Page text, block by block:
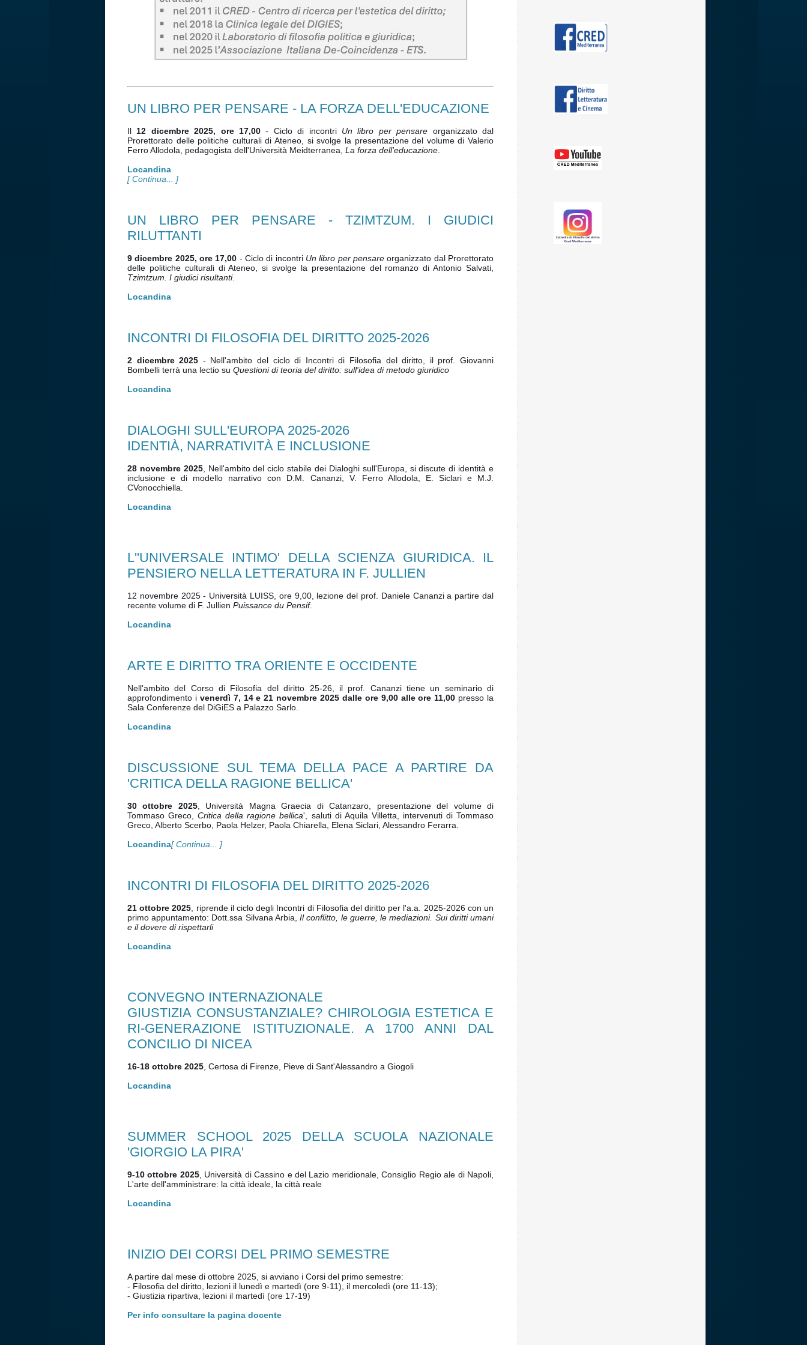
UN LIBRO PER PENSARE - LA FORZA DELL'EDUCAZIONE
Il 12 dicembre 2025, ore 17,00 - Ciclo di incontri Un libro per pensare organizzato dal
Prorettorato delle politiche culturali di Ateneo, si svolge la presentazione del volume di Valerio
Ferro Allodola, pedagogista dell'Università Meidterranea, La forza dell'educazione
Locandina
[ Continua... ]
UN LIBRO PER PENSARE - TZIMTZUM. I GIUDICI
RILUTTANTI
9 dicembre 2025, ore 17,00 - Ciclo di incontri Un libro per pensare organizzato dal Prorettorato
delle politiche culturali di Ateneo, si svolge la presentazione del romanzo di Antonio Salvati,
Tzimtzum. I giudici risultanti.
Locandina
INCONTRI DI FILOSOFIA DEL DIRITTO 2025-2026
2 dicembre 2025 - Nell'ambito del ciclo di Incontri di Filosofia del diritto, il prof. Giovanni
Bombelli terrà una lectio su Questioni di teoria del diritto: sull'idea di metodo giuridico
Locandina
DIALOGHI SULL'EUROPA 2025-2026
IDENTIÀ, NARRATIVITÀ E INCLUSIONE
28 novembre 2025, Nell'ambito del ciclo stabile dei Dialoghi sull'Europa, si discute di identità e
inclusione e di modello narrativo con D.M. Cananzi, V. Ferro Allodola, E. Siclari e M.J.
CVonocchiella.
Locandina
L''UNIVERSALE INTIMO' DELLA SCIENZA GIURIDICA. IL
PENSIERO NELLA LETTERATURA IN F. JULLIEN
12 novembre 2025 - Università LUISS, ore 9,00, lezione del prof. Daniele Cananzi a partire dal
recente volume di F. Jullien Puissance du Pensif.
Locandina
ARTE E DIRITTO TRA ORIENTE E OCCIDENTE
Nell'ambito del Corso di Filosofia del diritto 25-26, il prof. Cananzi tiene un seminario di
approfondimento i venerdì 7, 14 e 21 novembre 2025 dalle ore 9,00 alle ore 11,00 presso la
Sala Conferenze del DiGiES a Palazzo Sarlo.
Locandina
DISCUSSIONE SUL TEMA DELLA PACE A PARTIRE DA
'CRITICA DELLA RAGIONE BELLICA'
30 ottobre 2025, Università Magna Graecia di Catanzaro, presentazione del volume di
Tommaso Greco,Critica della ragione bellica', saluti di Aquila Villetta, intervenuti di Tommaso
Greco, Alberto Scerbo, Paola Helzer, Paola Chiarella, Elena Siclari, Alessandro Ferarra.
Locandina[ Continua... ]
INCONTRI DI FILOSOFIA DEL DIRITTO 2025-2026
21 ottobre 2025 , riprende il ciclo degli Incontri di Filosofia del diritto per l'a.a. 2025-2026 con un
primo appuntamento: Dott.ssa Silvana Arbia,Il conflitto, le guerre, le mediazioni. Sui diritti umani
e il dovere di rispettarli
Locandina
CONVEGNO INTERNAZIONALE
GIUSTIZIA CONSUSTANZIALE? CHIROLOGIA ESTETICA E
RI-GENERAZIONE ISTITUZIONALE. A 1700 ANNI DAL
CONCILIO DI NICEA
16-18 ottobre 2025 , Certosa di Firenze, Pieve di Sant'Alessandro a Giogoli
Locandina
SUMMER SCHOOL 2025 DELLA SCUOLA NAZIONALE
'GIORGIO LA PIRA'
9-10 ottobre 2025, Università di Cassino e del Lazio meridionale, Consiglio Regio ale di Napoli,
L'arte dell'amministrare: la città ideale, la città reale
Locandina
INIZIO DEI CORSI DEL PRIMO SEMESTRE
A partire dal mese di ottobre 2025, si avviano i Corsi del primo semestre:
- Filosofia del diritto, lezioni il lunedì e martedì (ore 9-11), il mercoledì (ore 11-13);
- Giustizia ripartiva, lezioni il martedì (ore 17-19)
Per info consultare la pagina docente